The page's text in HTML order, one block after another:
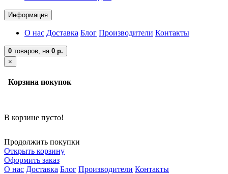
Информация
О нас Доставка Блог Производители Контакты
0 товаров, на 0 р.
×
Корзина покупок
В корзине пусто!
Продолжить покупки
Открыть корзину
Оформить заказ
О нас Доставка Блог Производители Контакты